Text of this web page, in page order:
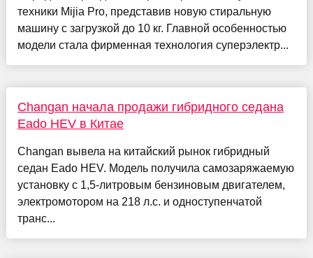
техники Mijia Pro, представив новую стиральную
машину с загрузкой до 10 кг. Главной особенностью
модели стала фирменная технология суперэлектр...
Changan начала продажи гибридного седана
Eado HEV в Китае
Changan вывела на китайский рынок гибридный
седан Eado HEV. Модель получила самозаряжаемую
установку с 1,5-литровым бензиновым двигателем,
электромотором на 218 л.с. и одноступенчатой
транс...